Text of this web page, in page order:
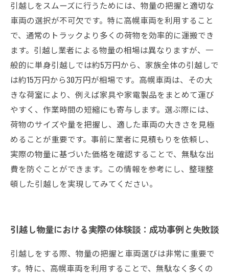
引越しをスムーズに行うためには、物量の把握と適切な
車両の選択が不可欠です。特に高幌車両を利用すること
で、通常のトラックより多くの荷物を効率的に運搬でき
ます。引越し業者による物量の相場は異なりますが、一
般的に単身引越しでは約5万円から、家族全体の引越しで
は約15万円から30万円が相場です。高幌車両は、その大
きな荷室により、例えば家具や家電製品をまとめて運び
やすく、作業時間の短縮にも寄与します。選ぶ際には、
荷物のサイズや量を把握し、適した車両の大きさを見極
めることが重要です。事前に業者に見積もりを依頼し、
実際の物量に基づいた価格を確認することで、無駄な出
費を防ぐことができます。この情報を参考にし、整理整
頓した引越しを実現してみてください。
引越し物量における実際の体験談：成功事例と失敗談
引越しをする際、物量の把握と車両選びは非常に重要で
す。特に、高幌車両を利用することで、無駄なく多くの